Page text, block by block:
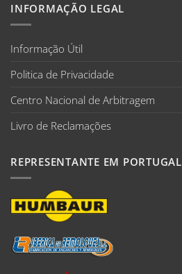
INFORMAÇÃO LEGAL
Informação Útil
Politica de Privacidade
Centro Nacional de Arbitragem
Livro de Reclamações
REPRESENTANTE EM PORTUGAL